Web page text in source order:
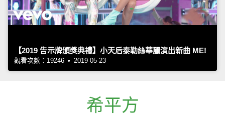
【2019 告示牌頒獎典禮】小天后泰勒絲華麗演出新曲 ME!
觀看次數：19246 • 2019-05-23
希平方